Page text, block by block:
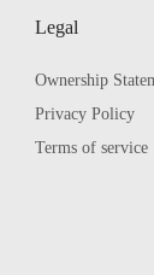
Legal
Ownership
Privacy Policy
Terms of service